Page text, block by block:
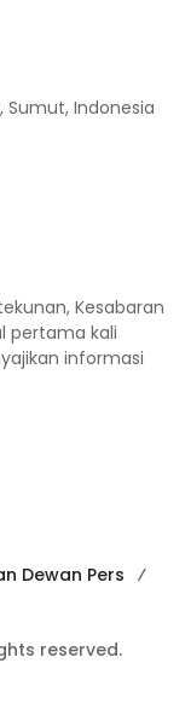
Sumut, Indonesia
Kesabaran
pertama kali
informasi
Dewan Pers
reserved.